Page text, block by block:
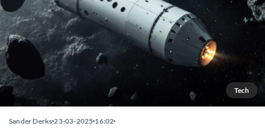
Tech
Sander Derks 23-03-2025 16:02